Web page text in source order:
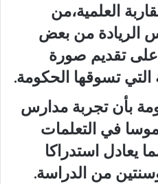
العلمية،من
الريادة من بعض
على تقديم صورة
التي تسوقها الحكومة.
بأن تجربة مدارس
في التعلمات
يعادل استدراكا
من الدراسة.